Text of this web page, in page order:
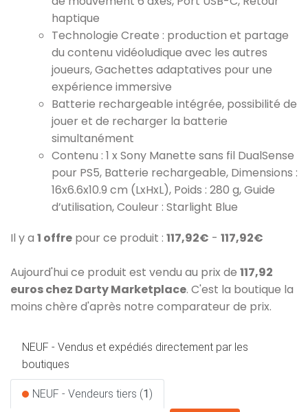
haptique
Technologie Create : production et partage
du contenu vidéoludique avec les autres
joueurs, Gachettes adaptatives pour une
expérience immersive
Batterie rechargeable intégrée, possibilité de
jouer et de recharger la batterie
simultanément
Contenu : 1 x Sony Manette sans fil DualSense
pour PS5, Batterie rechargeable, Dimensions :
16x6.6x10.9 cm (LxHxL), Poids : 280 g, Guide
d’utilisation, Couleur : Starlight Blue
Il y a 1 offre pour ce produit : 117,92€ - 117,92€
Aujourd'hui ce produit est vendu au prix de 117,92
euros chez Darty Marketplace. C'est la boutique la
moins chère d'après notre comparateur de prix.
NEUF - Vendus et expédiés directement par les
boutiques
NEUF - Vendeurs tiers (1)